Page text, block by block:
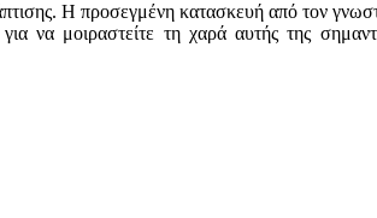
Η προσεγμένη κατασκευή από τον
να μοιραστείτε τη χαρά αυτής της